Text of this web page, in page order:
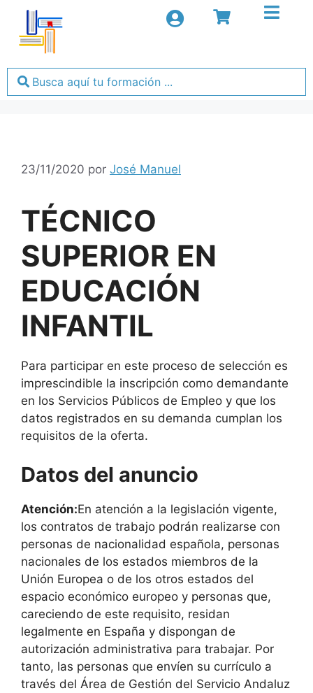
23/11/2020 por José Manuel
TÉCNICO
SUPERIOR EN
EDUCACIÓN
INFANTIL
Para participar en este proceso de selección es
imprescindible la inscripción como demandante
en los Servicios Públicos de Empleo y que los
datos registrados en su demanda cumplan los
requisitos de la oferta.
Datos del anuncio
Atención:En atención a la legislación vigente,
los contratos de trabajo podrán realizarse con
personas de nacionalidad española, personas
nacionales de los estados miembros de la
Unión Europea o de los otros estados del
espacio económico europeo y personas que,
careciendo de este requisito, residan
legalmente en España y dispongan de
autorización administrativa para trabajar. Por
tanto, las personas que envíen su currículo a
través del Área de Gestión del Servicio Andaluz